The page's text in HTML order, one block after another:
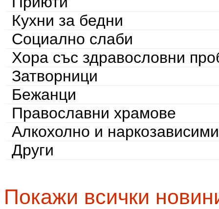
Кухни за бедни
Социално слаби
Хора със здравословни
Затворници
Бежанци
Православни храмове
Алкохолно и наркозависими
Други
Покажи всички